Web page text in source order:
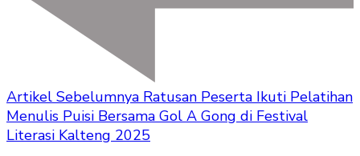
Artikel Sebelumnya Ratusan Peserta Ikuti Pelatihan
Menulis Puisi Bersama Gol A Gong di Festival
Literasi Kalteng 2025